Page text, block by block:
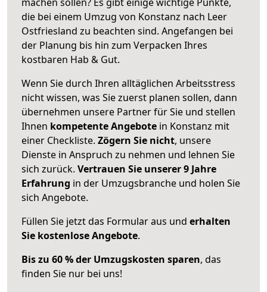
die bei einem Umzug von Konstanz nach Leer
Ostfriesland zu beachten sind. Angefangen bei
der Planung bis hin zum Verpacken Ihres
kostbaren Hab & Gut.
Wenn Sie durch Ihren alltäglichen Arbeitsstress
nicht wissen, was Sie zuerst planen sollen, dann
übernehmen unsere Partner für Sie und stellen
Ihnen kompetente Angebote in Konstanz mit
einer Checkliste. Zögern Sie nicht, unsere
Dienste in Anspruch zu nehmen und lehnen Sie
sich zurück. Vertrauen Sie unserer 9 Jahre
Erfahrung in der Umzugsbranche und holen Sie
sich Angebote.
Füllen Sie jetzt das Formular aus und erhalten
Sie kostenlose Angebote.
Bis zu 60 % der Umzugskosten sparen, das
finden Sie nur bei uns!